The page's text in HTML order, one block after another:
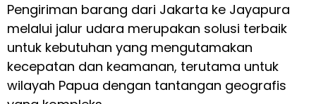
Pengiriman barang dari Jakarta ke Jayapura
melalui jalur udara merupakan solusi terbaik
untuk kebutuhan yang mengutamakan
kecepatan dan keamanan, terutama untuk
wilayah Papua dengan tantangan geografis